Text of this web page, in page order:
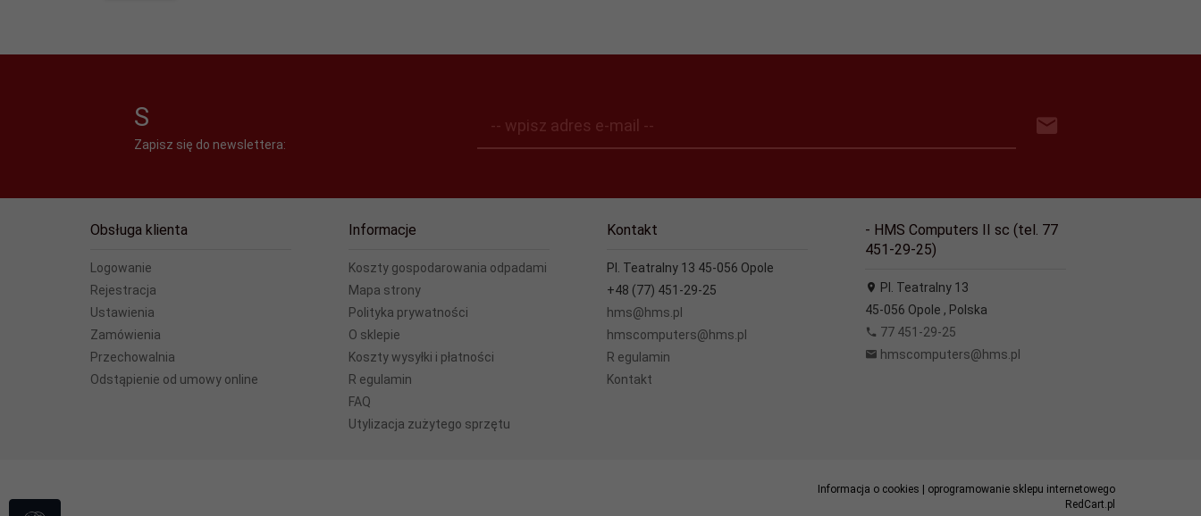
S
Zapisz się do newslettera:
-- wpisz adres e-mail --
Obsługa klienta
Logowanie
Rejestracja
Ustawienia
Zamówienia
Przechowalnia
Odstąpienie od umowy online
Informacje
Koszty gospodarowania odpadami
Mapa strony
Polityka prywatności
O sklepie
Koszty wysyłki i płatności
R egulamin
FAQ
Utylizacja zużytego sprzętu
Kontakt
Pl. Teatralny 13 45-056 Opole
+48 (77) 451-29-25
hms@hms.pl
hmscomputers@hms.pl
R egulamin
Kontakt
- HMS Computers II sc (tel. 77
451-29-25)
Pl. Teatralny 13
45-056 Opole , Polska
77 451-29-25
hmscomputers@hms.pl
Informacja o cookies
oprogramowanie sklepu internetowego
RedCart.pl